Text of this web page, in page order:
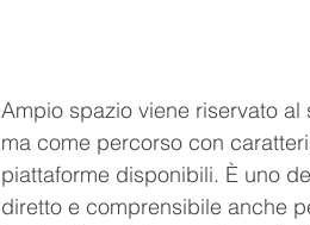
Ampio spazio viene riservato al
ma come percorso con
piattaforme disponibili. È uno
diretto e comprensibile anche